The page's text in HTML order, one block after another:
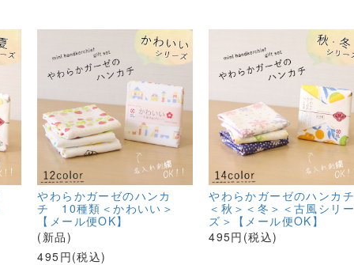
やわらかガーゼのハンカ
チ 10種類＜かわいい＞
【メール便OK】
(新品)
495円(税込)
やわらかガーゼのハンカチ
＜秋＞＜冬＞＜古風シリー
ズ＞【メール便OK】
495円(税込)